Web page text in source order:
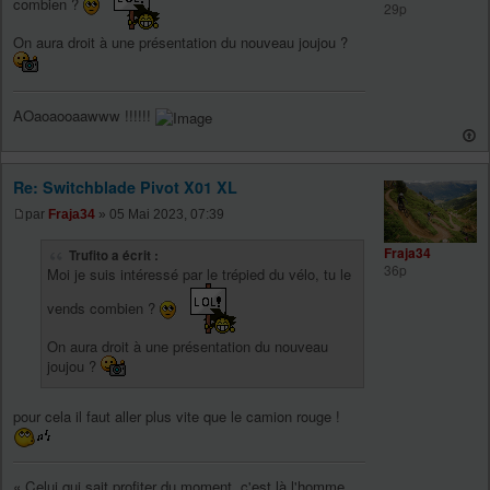
On aura droit à une présentation du nouveau joujou ?
AOaoaooaawww !!!!!!
29p
Re: Switchblade Pivot X01 XL
par Fraja34 » 05 Mai 2023, 07:39
Trufito a écrit :
Moi je suis intéressé par le trépied du vélo, tu le
vends combien ?
On aura droit à une présentation du nouveau
joujou ?
pour cela il faut aller plus vite que le camion rouge !
Fraja34
36p